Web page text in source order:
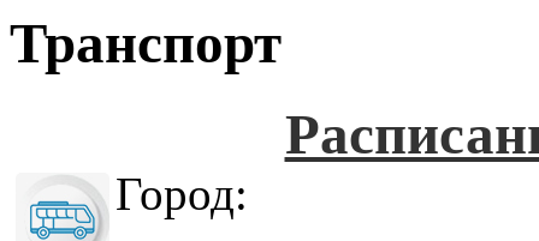
Транспорт
Город: